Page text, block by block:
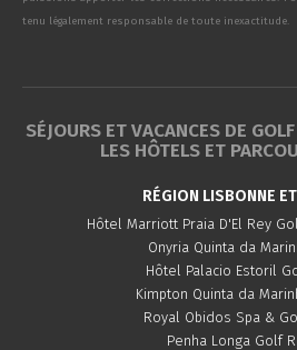
tenu légalement responsable de toute inexactitude.
SÉJOURS ET VACANCES DE
LES HÔTELS ET
RÉGION LISBONNE
Hôtel Marriott Praia D'El Rey
Onyria Quinta da
Hôtel Palacio Estoril
Kimpton Quinta da
Royal Obidos Spa &
Penha Longa Golf